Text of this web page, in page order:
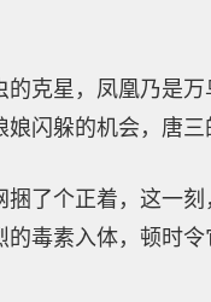
克星，凤凰乃是
闪躲的机会，唐
了个正着，这一
毒素入体，顿时